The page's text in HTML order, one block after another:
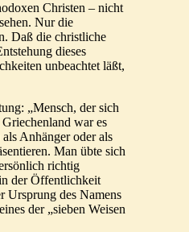
Christen – nicht
Nur die
Daß die christliche
dieses
unbeachtet läßt,
„Mensch, der sich
war es
Anhänger oder als
Man übte sich
richtig
der Öffentlichkeit
Ursprung des Namens
der „sieben Weisen